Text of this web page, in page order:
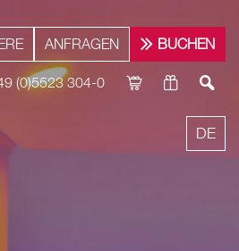
DE
ANFRAGEN BUCHEN
(0)5523 304-0